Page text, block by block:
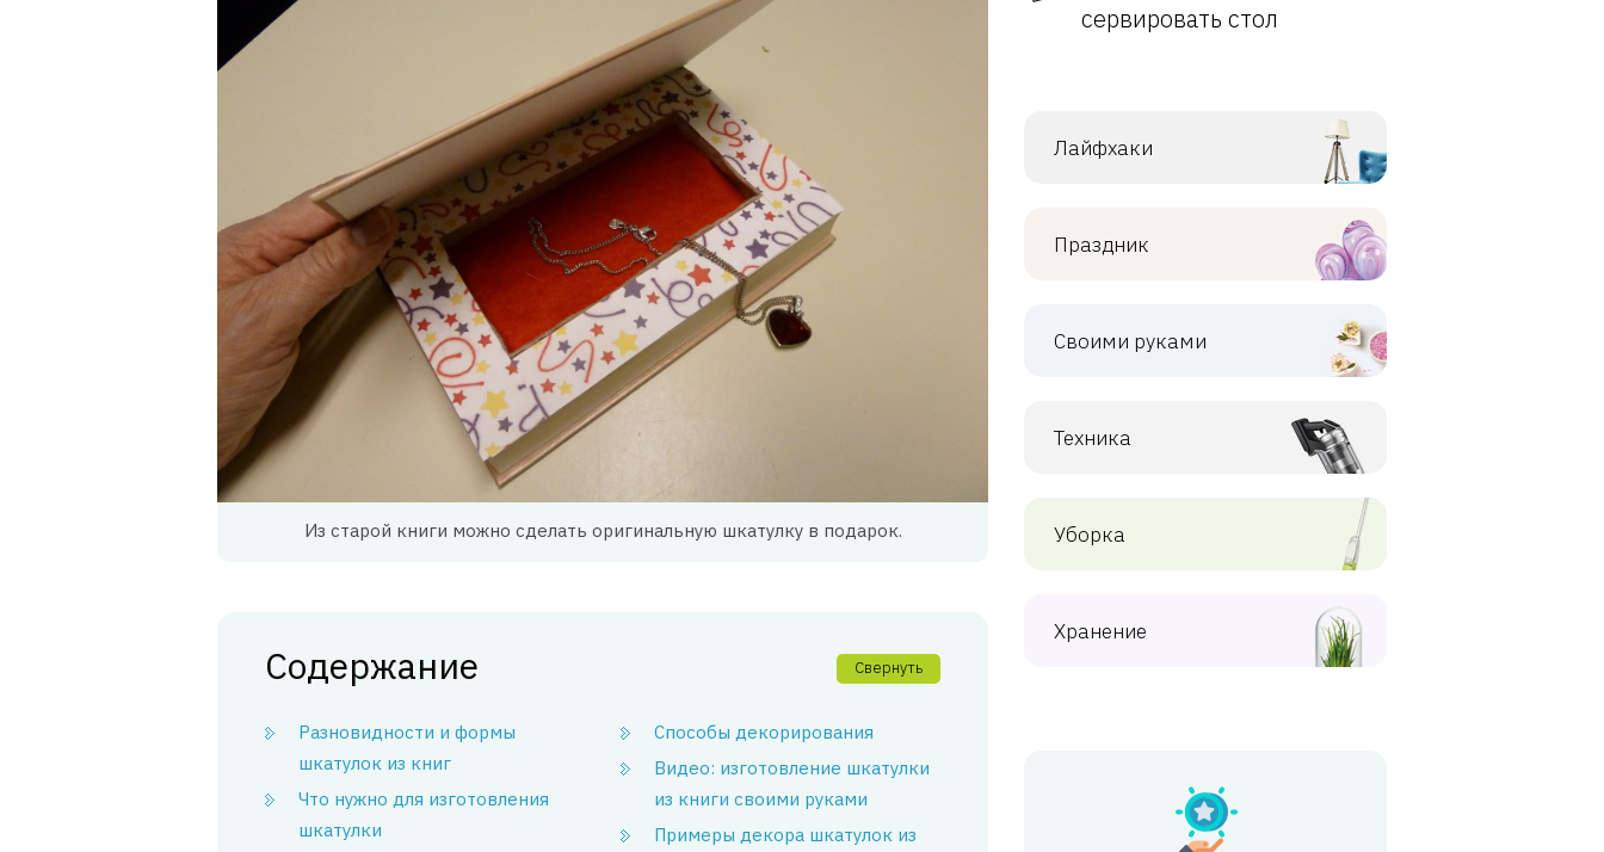
Из старой книги можно сделать оригинальную шкатулку в подарок.
Содержание Свернуть
Разновидности и формы
шкатулок из книг
Что нужно для изготовления
шкатулки
Способы декорирования
Видео: изготовление шкатулки
из книги своими руками
Примеры декора шкатулок из
сервировать стол
Лайфхаки
Праздник
Своими руками
Техника
Уборка
Хранение